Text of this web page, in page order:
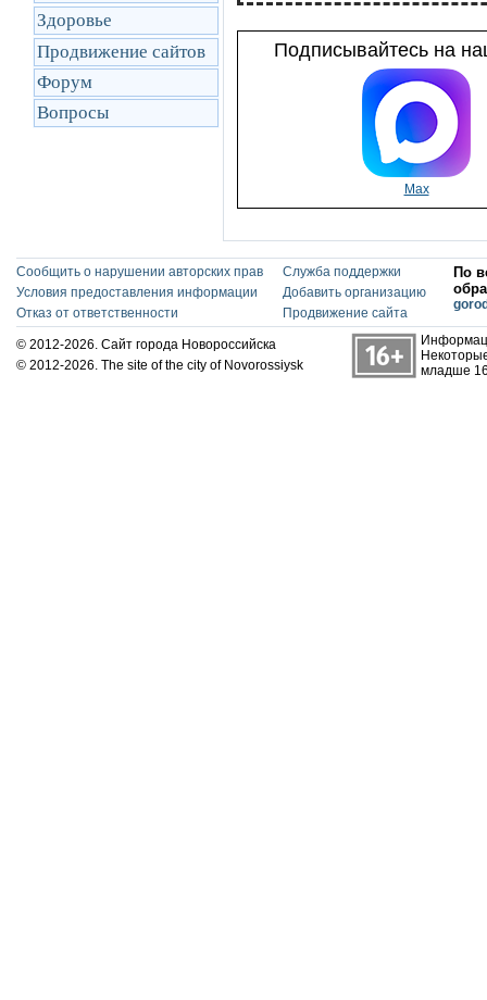
Здоровье
Продвижение сайтов
Форум
Вопросы
Подписывайтесь на
Max
Сообщить о нарушении авторских прав
Условия предоставления информации
Отказ от ответственности
Служба поддержки
Добавить организацию
Продвижение сайта
По
© 2012-2026. Сайт города Новороссийска
© 2012-2026. The site of the city of Novorossiysk
младше